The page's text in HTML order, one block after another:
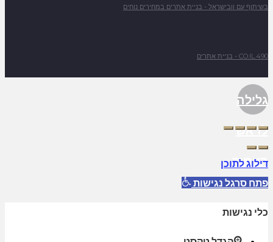
בשיתוף עם וובישראל - בניית אתרים במחירים נוחים
490.CO.IL - בניית אתרים
גלילה
לראש
העמוד
דילוג לתוכן
פתח סרגל נגישות
כלי נגישות